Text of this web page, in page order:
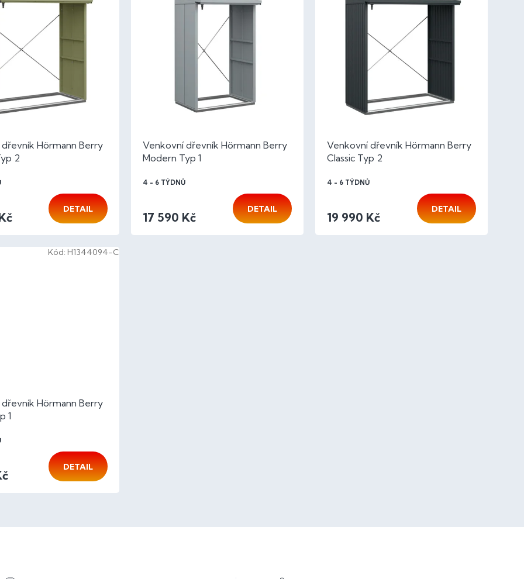
Hörmann Berry
2
DETAIL
Venkovní dřevník Hörmann Berry
Modern Typ 1
4 - 6 TÝDNŮ
17 590 Kč
DETAIL
Venkovní dřevník Hörmann Berry
Classic Typ 2
4 - 6 TÝDNŮ
19 990 Kč
DETAIL
Hörmann Berry
1
DETAIL
Kód: H1344094-C
v